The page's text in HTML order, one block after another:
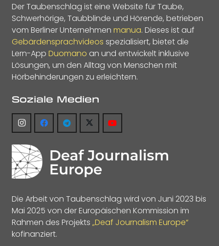
Der Taubenschlag ist eine Website für Taube,
Schwerhörige, Taubblinde und Hörende, betrieben
vom Berliner Unternehmen manua. Dieses ist auf
Gebärdensprachvideos spezialisiert, bietet die
Lern-App Duomano an und entwickelt inklusive
Lösungen, um den Alltag von Menschen mit
Hörbehinderungen zu erleichtern.
Soziale Medien
Die Arbeit von Taubenschlag wird von Juni 2023 bis
Mai 2025 von der Europäischen Kommission im
Rahmen des Projekts „Deaf Journalism Europe“
kofinanziert.